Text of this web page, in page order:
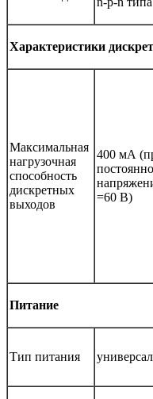
Характеристики
Максимальная
нагрузочная
способность
дискретных
выходов
400 мА
=60 В)
Питание
Тип питания